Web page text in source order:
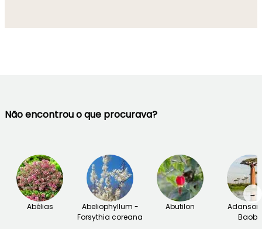
Não encontrou o que procurava?
Abélias
Abeliophyllum -
Forsythia coreana
Abutilon
Baobá
→